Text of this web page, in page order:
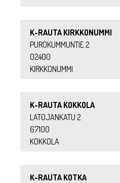
K-RAUTA KIRKKONUMMI
PUROKUMMUNTIE 2
02400
KIRKKONUMMI
K-RAUTA KOKKOLA
LATOJANKATU 2
67100
KOKKOLA
K-RAUTA KOTKA